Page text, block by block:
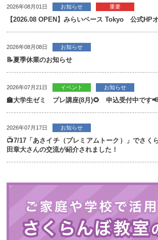
2026年08月01日 お知らせ 重要
【2026.08 OPEN】みらいベース Tokyo 公式HP
2026年08月08日 お知らせ
📝夏季休業のお知らせ
2026年07月21日 イベント お知らせ
🏫大学生ゼミ プレ講座(8月)🌻 申込受付中です
2026年07月17日 お知らせ
📺7/17「あさイチ（プレミアムトーク）」でさく
田章大さんの交流が紹介されました！